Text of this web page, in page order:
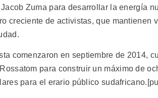
Zuma para desarrollar la energía
creciente de activistas, que mantienen
comenzaron en septiembre de 2014,
para construir un máximo de
para el erario público